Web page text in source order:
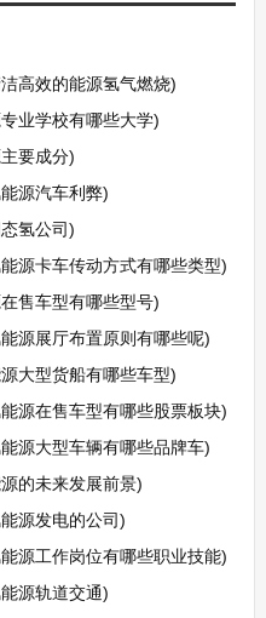
高效的能源氢气燃烧)
业学校有哪些大学)
要成分)
源汽车利弊)
氢公司)
源卡车传动方式有哪些类型)
售车型有哪些型号)
源展厅布置原则有哪些呢)
大型货船有哪些车型)
源在售车型有哪些股票板块)
源大型车辆有哪些品牌车)
的未来发展前景)
源发电的公司)
源工作岗位有哪些职业技能)
源轨道交通)